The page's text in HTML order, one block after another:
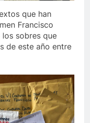
que han
Francisco
sobres que
de este año entre